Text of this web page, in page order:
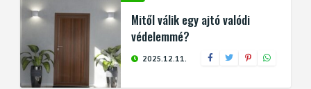
Mitől válik egy ajtó valódi
védelemmé?
2025.12.11.